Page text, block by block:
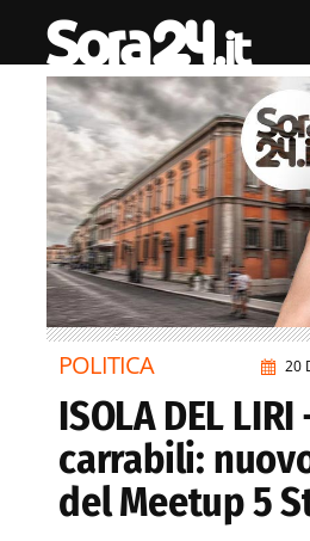
20
POLITICA
ISOLA DEL LIRI
carrabili:
del Meetup 5